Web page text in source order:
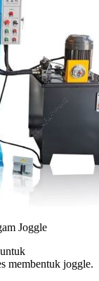
Joggle
membentuk joggle.